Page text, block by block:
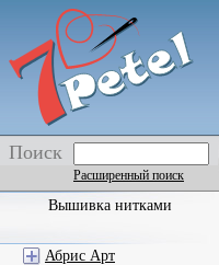
Поиск
Расширенный поиск
Вышивка нитками
Абрис Арт